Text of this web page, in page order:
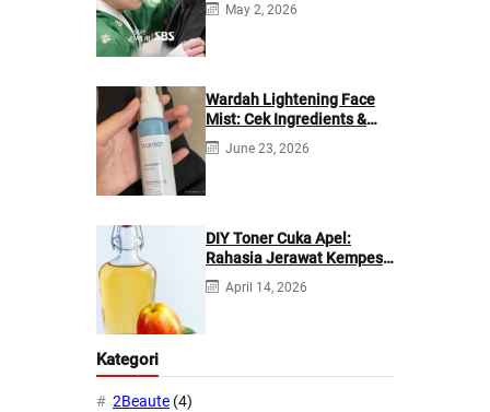
May 2, 2026
Wardah Lightening Face
Mist: Cek Ingredients &
Manfaatnya
June 23, 2026
DIY Toner Cuka Apel:
Rahasia Jerawat Kempes
dalam 2 Hari!
April 14, 2026
Kategori
2Beaute (4)